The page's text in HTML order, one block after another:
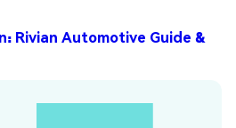
Rivian Automotive Guide &